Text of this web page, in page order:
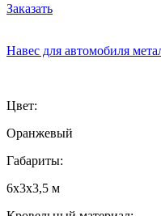
Заказать
Навес для автомобиля
Цвет:
Оранжевый
Габариты:
6х3х3,5 м